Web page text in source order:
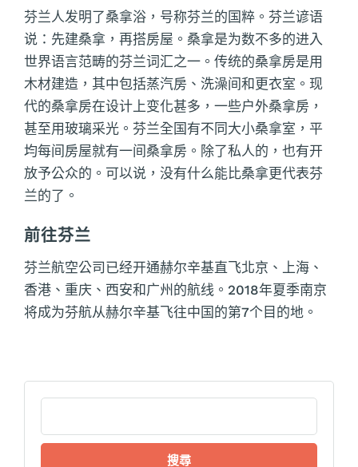
芬兰人发明了桑拿浴，号称芬兰的国粹。芬兰谚语
说：先建桑拿，再搭房屋。桑拿是为数不多的进入
世界语言范畴的芬兰词汇之一。传统的桑拿房是用
木材建造，其中包括蒸汽房、洗澡间和更衣室。现
代的桑拿房在设计上变化甚多，一些户外桑拿房，
甚至用玻璃采光。芬兰全国有不同大小桑拿室，平
均每间房屋就有一间桑拿房。除了私人的，也有开
放予公众的。可以说，没有什么能比桑拿更代表芬
兰的了。
前往芬兰
芬兰航空公司已经开通赫尔辛基直飞北京、上海、
香港、重庆、西安和广州的航线。2018年夏季南京
将成为芬航从赫尔辛基飞往中国的第7个目的地。
關